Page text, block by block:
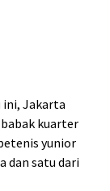
ini, Jakarta
kuarter
yunior
dan satu dari